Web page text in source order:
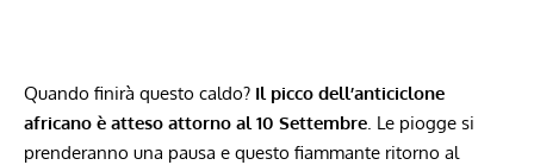
Quando finirà questo caldo? Il picco dell’anticiclone
africano è atteso attorno al 10 Settembre . Le piogge si
prenderanno una pausa e questo fiammante ritorno al